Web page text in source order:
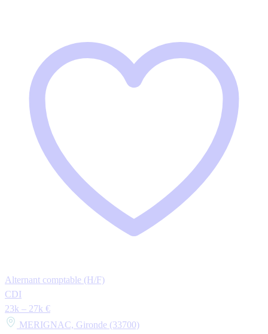
Alternant comptable (H/F)
CDI
23k – 27k €
MERIGNAC, Gironde (33700)